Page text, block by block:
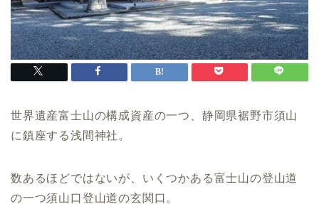
世界遺産富士山の構成資産の一つ、静岡県裾野市須山
に鎮座する浅間神社。
数あるほどではないが、いくつかある富士山の登山道
の一つ須山口登山道の玄関口。